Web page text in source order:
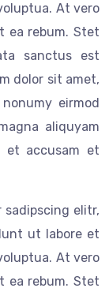
At vero
ea rebum. Stet
sanctus est
dolor sit amet,
eirmod
aliquyam
et accusam et
sadipscing elitr,
ut labore et
At vero
ea rebum. Stet